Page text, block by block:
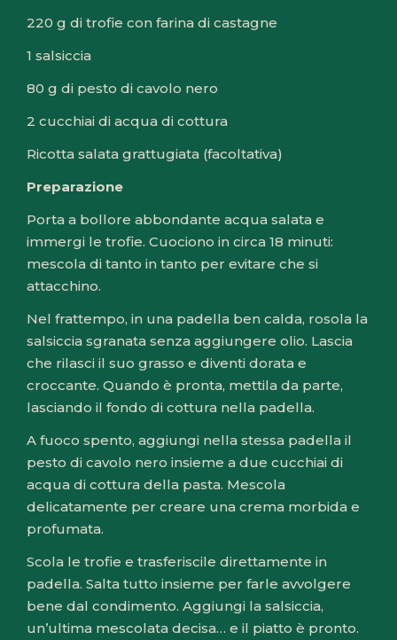
220 g di trofie con farina di castagne
1 salsiccia
80 g di pesto di cavolo nero
2 cucchiai di acqua di cottura
Ricotta salata grattugiata (facoltativa)
Preparazione
Porta a bollore abbondante acqua salata e
immergi le trofie. Cuociono in circa 18 minuti:
mescola di tanto in tanto per evitare che si
attacchino.
Nel frattempo, in una padella ben calda, rosola la
salsiccia sgranata senza aggiungere olio. Lascia
che rilasci il suo grasso e diventi dorata e
croccante. Quando è pronta, mettila da parte,
lasciando il fondo di cottura nella padella.
A fuoco spento, aggiungi nella stessa padella il
pesto di cavolo nero insieme a due cucchiai di
acqua di cottura della pasta. Mescola
delicatamente per creare una crema morbida e
profumata.
Scola le trofie e trasferiscile direttamente in
padella. Salta tutto insieme per farle avvolgere
bene dal condimento. Aggiungi la salsiccia,
un’ultima mescolata decisa… e il piatto è pronto.